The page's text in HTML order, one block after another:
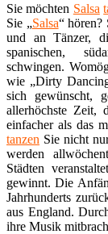
Sie möchten Salsa
Sie „Salsa“ hören?
und an Tänzer,
spanischen,
schwingen.
wie „Dirty
sich gewünscht,
allerhöchste Zeit,
einfacher als das
tanzen Sie nicht
werden
Städten
gewinnt. Die
Jahrhunderts
aus England.
ihre Musik